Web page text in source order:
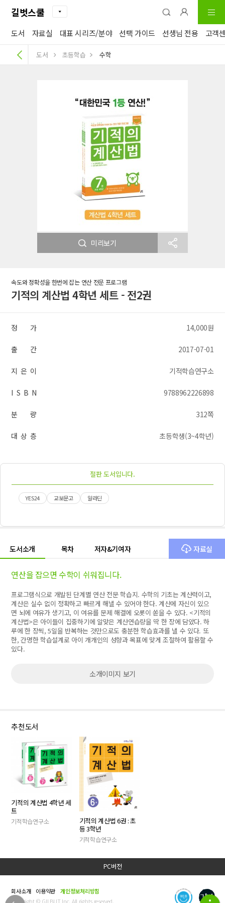
길벗스쿨
도서 자료실 대표 시리즈/분야 선택 가이드 선생님 전용 고객
도서 초등학습 수학
미리보기
속도와 정확성을 한번에 잡는 연산 전문 프로그램
기적의 계산법 4학년 세트 - 전2권
정 가 14,000원
출 간 2017-07-01
지 은 이 기적학습연구소
I S B N 9788962226898
분 량 312쪽
대 상 층 초등학생(3~4학년)
절판 도서입니다.
YES24 교보문고 알라딘
도서소개 목차 저자&기여자 자료실
연산을 잡으면 수학이 쉬워집니다.
프로그램식으로 개발된 단계별 연산 전문 학습지. 수학의 기초는 계산력이고,
계산은 실수 없이 정확하고 빠르게 해낼 수 있어야 한다. 계산에 자신이 있으
면 뇌에 여유가 생기고, 이 여유를 문제 해결에 오롯이 쏟을 수 있다. <기적의
계산법>은 아이들이 집중하기에 알맞은 계산연습량을 딱 한 장에 담았다. 하
루에 한 장씩, 5일을 반복하는 것만으로도 충분한 학습효과를 낼 수 있다. 또
한, 간명한 학습설계로 아이 개개인의 성향과 목표에 맞게 조절하여 활용할 수
있다.
소개이미지 보기
추천도서
기적의 계산법 4학년 세
트
기적학습연구소
기적의 계산법 6권 : 초
등 3학년
기적학습연구소
PC버전
회사소개 이용약관
개인정보처리방침
Copyright © GILBUT Inc. All rights reserved.